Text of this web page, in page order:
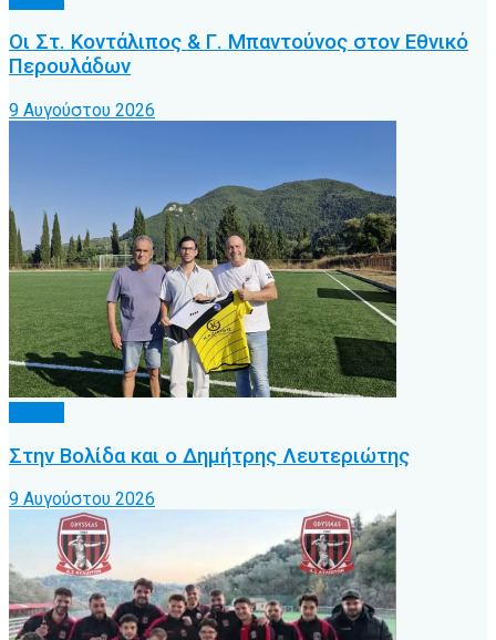
Οι Στ. Κοντάλιπος & Γ. Μπαντούνος στον Εθνικό
Περουλάδων
9 Αυγούστου 2026
Στην Βολίδα και ο Δημήτρης Λευτεριώτης
9 Αυγούστου 2026